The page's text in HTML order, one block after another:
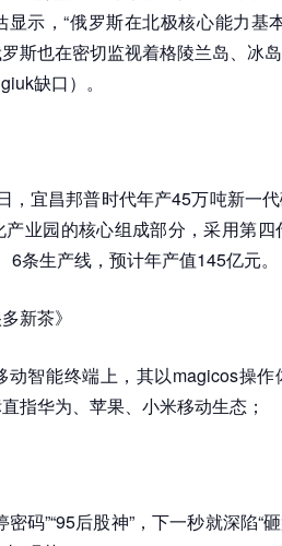
示，“俄罗斯在北极核心能力基
斯也在密切监视着格陵兰岛、冰
缺口）。
，宜昌邦普时代年产45万吨新一
业园的核心组成部分，采用第
条生产线，预计年产值145亿元。
新茶》
智能终端上，其以magicos操
指华为、苹果、小米移动生态；
码”“95后股神”，下一秒就深陷“